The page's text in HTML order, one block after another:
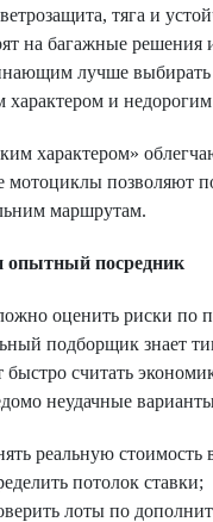
тяга и
на багажные решения
лучше выбирать
характером и
характером»
мотоциклы позволяют
маршрутам.
опытный посредник
оценить риски по
подборщик знает
быстро считать
неудачные
реальную стоимость
потолок ставки;
лоты по